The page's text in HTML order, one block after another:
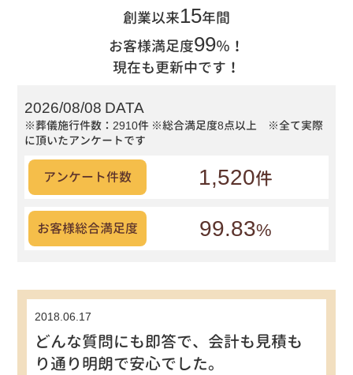
創業以来15年間
お客様満足度99％！
現在も更新中です！
2026/08/08 DATA
※葬儀施行件数：2910件 ※総合満足度8点以上 ※全て実際
に頂いたアンケートです
アンケート件数 1,520件
お客様総合満足度 99.83%
2018.06.17
どんな質問にも即答で、会計も見積も
り通り明朗で安心でした。